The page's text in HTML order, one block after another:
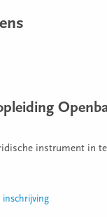
instrument in
inschrijving